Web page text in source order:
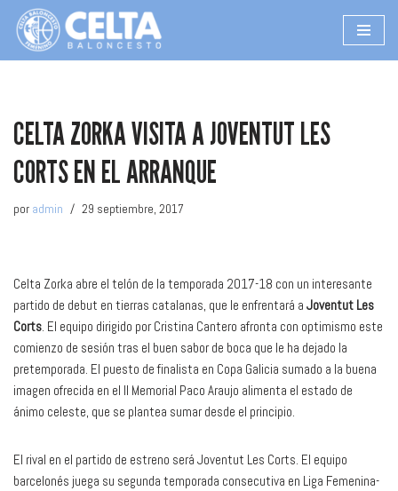
Saltar
CELTA ZORKA VISITA A JOVENTUT LES
CORTS EN EL ARRANQUE
por admin 29 septiembre, 2017
Celta Zorka abre el telón de la temporada 2017-18 con un interesante
partido de debut en tierras catalanas, que le enfrentará a Joventut Les
Corts. El equipo dirigido por Cristina Cantero afronta con optimismo este
comienzo de sesión tras el buen sabor de boca que le ha dejado la
pretemporada. El puesto de finalista en Copa Galicia sumado a la buena
imagen ofrecida en el II Memorial Paco Araujo alimenta el estado de
ánimo celeste, que se plantea sumar desde el principio.
El rival en el partido de estreno será Joventut Les Corts. El equipo
barcelonés juega su segunda temporada consecutiva en Liga Femenina-